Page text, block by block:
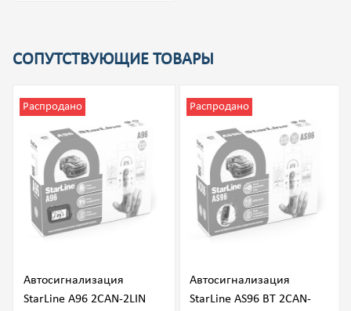
СОПУТСТВУЮЩИЕ ТОВАРЫ
Автосигнализация
StarLine A96 2CAN-2LIN
Распродано
Автосигнализация
StarLine AS96 BT 2CAN-
Распродано